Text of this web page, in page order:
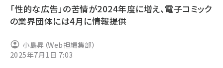
ai (2811)
note (2315)
「性的な広告」の苦情が2024年度に増え、電子コミック
の業界団体には4月に情報提供
小島昇（Web担編集部）
2025年7月1日 7:03